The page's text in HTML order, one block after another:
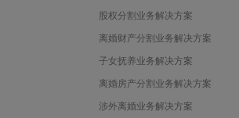
股权分割业务解决方案
离婚财产分割业务解决方案
子女抚养业务解决方案
离婚房产分割业务解决方案
涉外离婚业务解决方案